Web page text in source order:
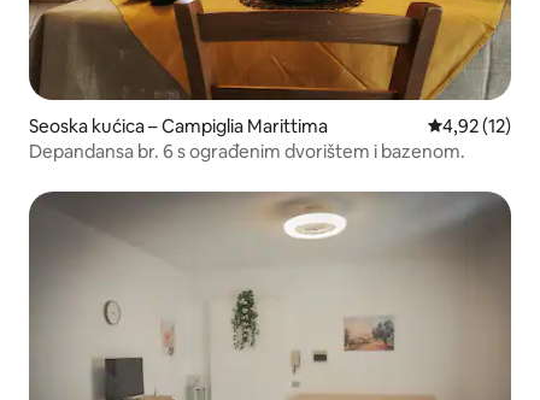
Seoska kućica – Campiglia Marittima Prosječna
4,92 (12)
Depandansa br. 6 s ograđenim dvorištem i bazenom.